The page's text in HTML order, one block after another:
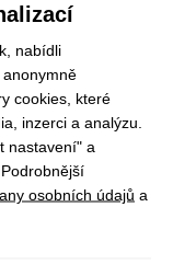
ODEBÍRAT
nabídli
cookies, které
inzerci a analýzu.
nastavení" a
osobních údajů a